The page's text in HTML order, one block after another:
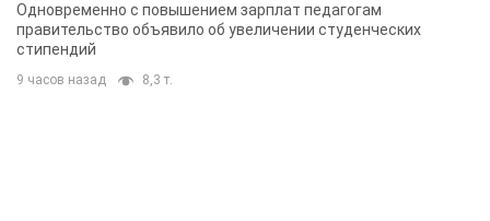
Одновременно с повышением зарплат педагогам
правительство объявило об увеличении студенческих
стипендий
9 часов назад 8,3 т.